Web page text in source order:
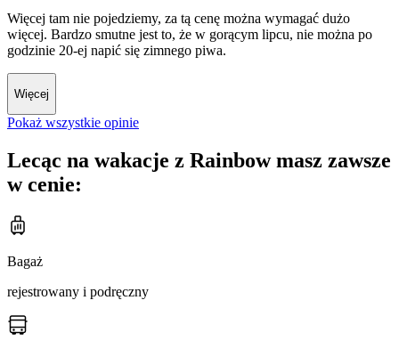
Więcej tam nie pojedziemy, za tą cenę można wymagać dużo
więcej. Bardzo smutne jest to, że w gorącym lipcu, nie można po
godzinie 20-ej napić się zimnego piwa.
Więcej
Pokaż wszystkie opinie
Lecąc na wakacje z Rainbow masz zawsze
w cenie:
Bagaż
rejestrowany i podręczny